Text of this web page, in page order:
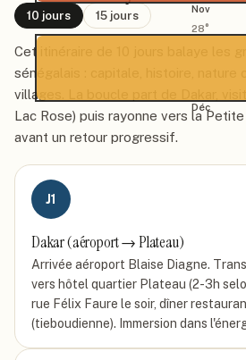
Nov
28°
Déc
10 jours 15 jours
Cet itinéraire de 10 jours balaye les
sénégalais : capitale, histoire, nature
villages. La boucle part de Dakar,
Lac Rose) puis rayonne vers la
avant un retour progressif.
J1
Dakar (aéroport → Plateau)
Arrivée aéroport Blaise Diagne.
vers hôtel quartier Plateau (2-3h
rue Félix Faure le soir, dîner
(tieboudienne). Immersion dans